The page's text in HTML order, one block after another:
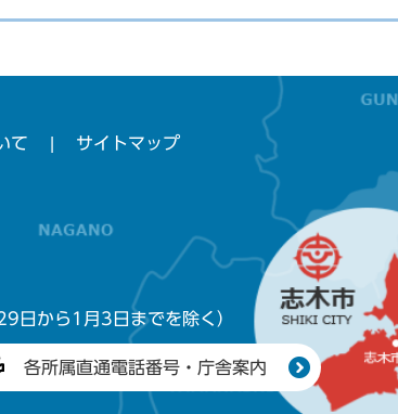
て サイトマップ
日から1月3日までを除く）
各所属直通電話番号・庁舎案内